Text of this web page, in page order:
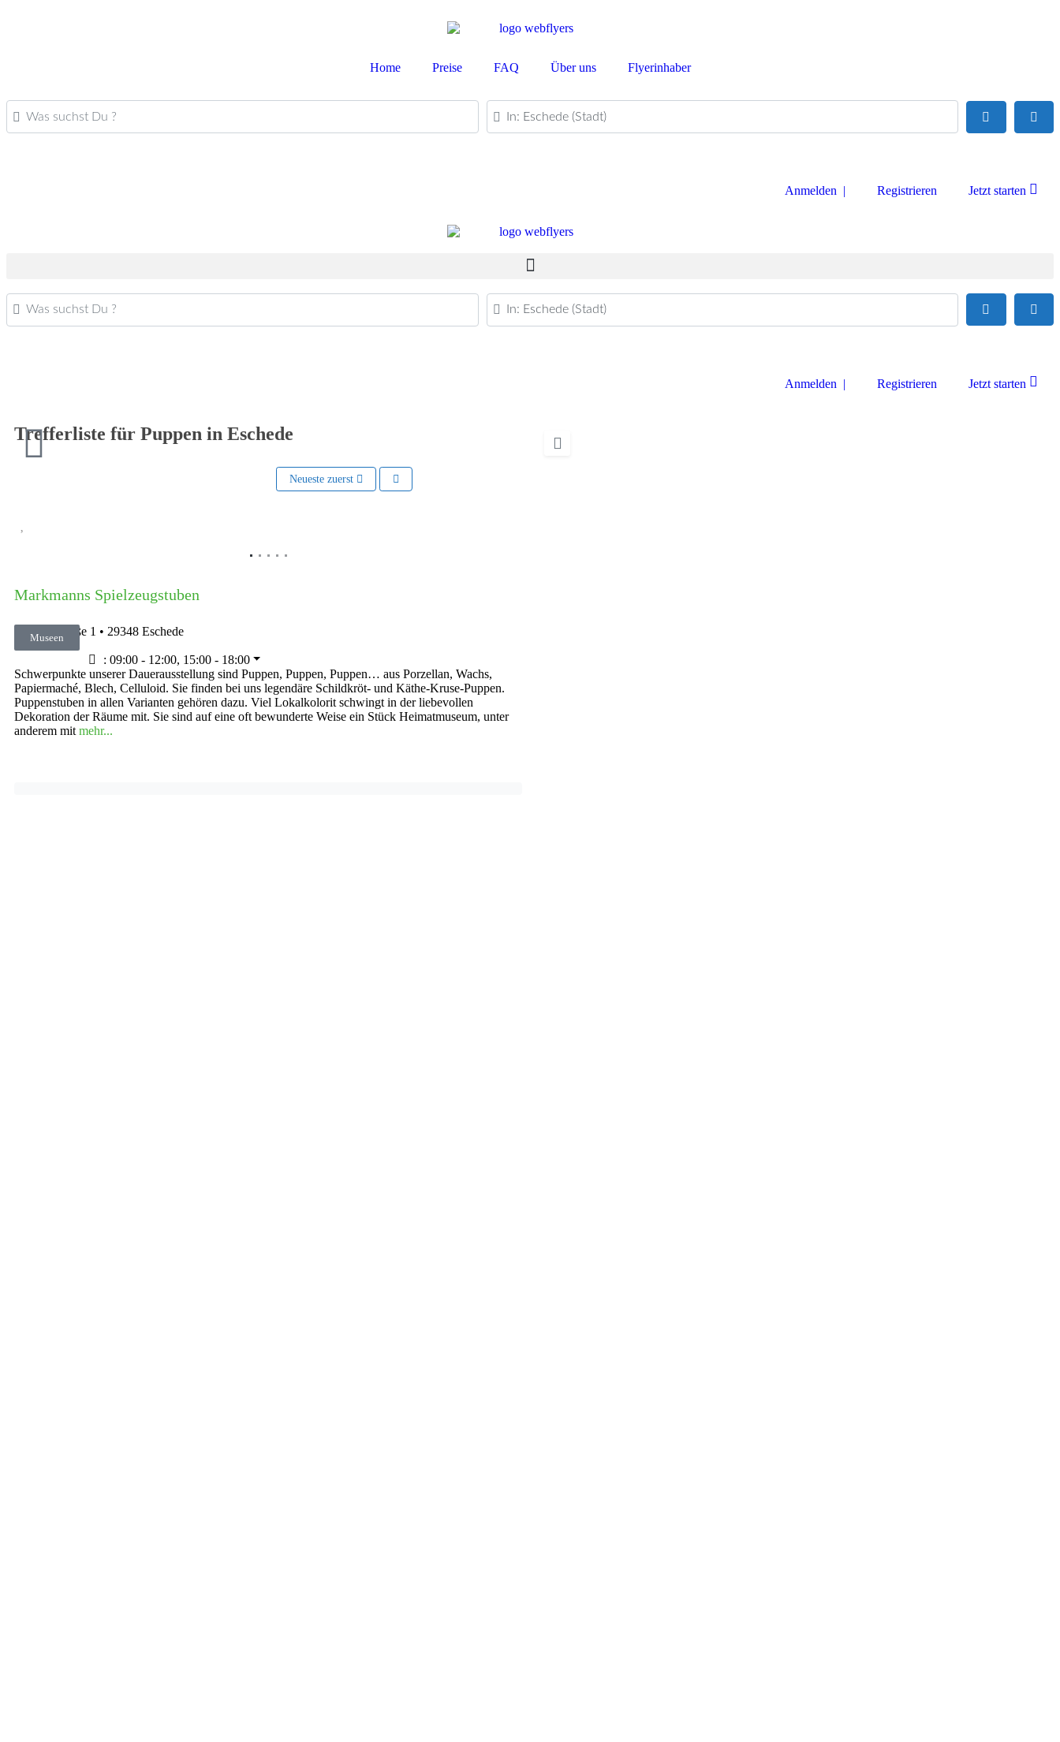
Home Preise FAQ Über uns Flyerinhaber
Was suchst Du ? PLZ oder Ort
Anmelden | Registrieren Jetzt starten
Was suchst Du ? PLZ oder Ort
Anmelden | Registrieren Jetzt starten
Trefferliste für Puppen in Eschede
Neueste zuerst
Markmanns Spielzeugstuben
Museen
Bahnhofstraße 1 • 29348 Eschede
: 09:00 - 12:00, 15:00 - 18:00
Schwerpunkte unserer Dauerausstellung sind Puppen, Puppen, Puppen… aus Porzellan, Wachs,
Papiermaché, Blech, Celluloid. Sie finden bei uns legendäre Schildkröt- und Käthe-Kruse-Puppen.
Puppenstuben in allen Varianten gehören dazu. Viel Lokalkolorit schwingt in der liebevollen
Dekoration der Räume mit. Sie sind auf eine oft bewunderte Weise ein Stück Heimatmuseum, unter
anderem mit mehr...